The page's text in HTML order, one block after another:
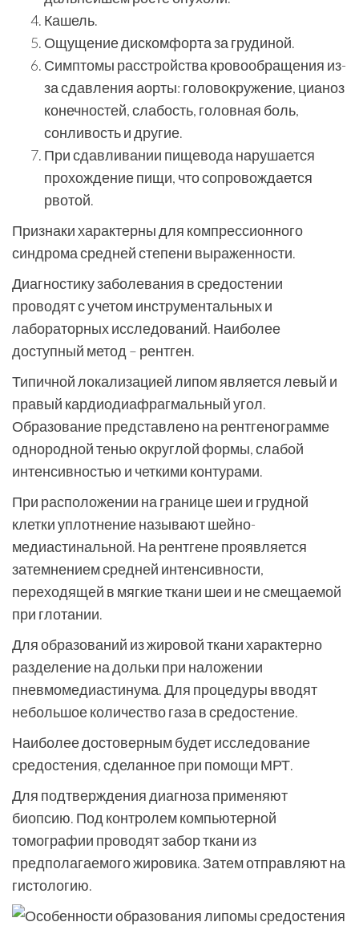
Кашель.
Ощущение дискомфорта за грудиной.
Симптомы расстройства кровообращения из-
за сдавления аорты: головокружение, цианоз
конечностей, слабость, головная боль,
сонливость и другие.
При сдавливании пищевода нарушается
прохождение пищи, что сопровождается
рвотой.
Признаки характерны для компрессионного
синдрома средней степени выраженности.
Диагностику заболевания в средостении
проводят с учетом инструментальных и
лабораторных исследований. Наиболее
доступный метод – рентген.
Типичной локализацией липом является левый и
правый кардиодиафрагмальный угол.
Образование представлено на рентгенограмме
однородной тенью округлой формы, слабой
интенсивностью и четкими контурами.
При расположении на границе шеи и грудной
клетки уплотнение называют шейно-
медиастинальной. На рентгене проявляется
затемнением средней интенсивности,
переходящей в мягкие ткани шеи и не смещаемой
при глотании.
Для образований из жировой ткани характерно
разделение на дольки при наложении
пневмомедиастинума. Для процедуры вводят
небольшое количество газа в средостение.
Наиболее достоверным будет исследование
средостения, сделанное при помощи МРТ.
Для подтверждения диагноза применяют
биопсию. Под контролем компьютерной
томографии проводят забор ткани из
предполагаемого жировика. Затем отправляют на
гистологию.